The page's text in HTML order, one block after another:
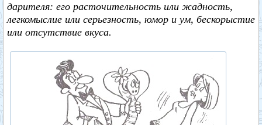
дарителя: его расточительность или жадность,
легкомыслие или серьезность, юмор и ум, бескорыстие
или отсутствие вкуса.